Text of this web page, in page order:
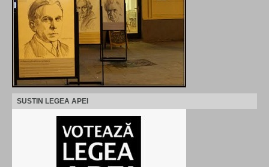
SUSTIN LEGEA APEI